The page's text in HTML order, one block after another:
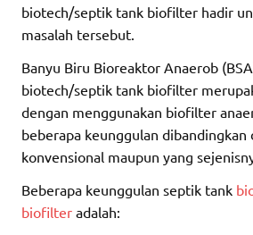
biotech/septik tank biofilter hadir
masalah tersebut.
Banyu Biru Bioreaktor Anaerob
biotech/septik tank biofilter
dengan menggunakan biofilter
beberapa keunggulan
konvensional maupun yang
Beberapa keunggulan septik tank
biofilter adalah: